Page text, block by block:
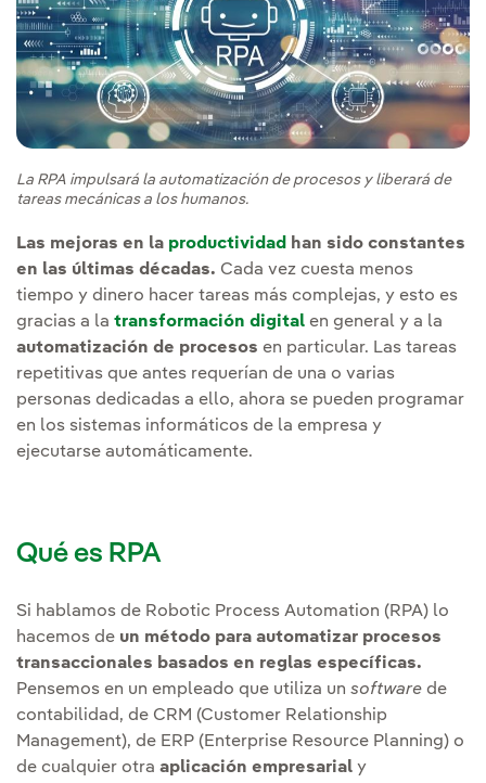
La RPA impulsará la automatización de procesos y liberará de
tareas mecánicas a los humanos.
Las mejoras en la productividad han sido constantes
en las últimas décadas. Cada vez cuesta menos
tiempo y dinero hacer tareas más complejas, y esto es
gracias a la transformación digital en general y a la
automatización de procesos en particular. Las tareas
repetitivas que antes requerían de una o varias
personas dedicadas a ello, ahora se pueden programar
en los sistemas informáticos de la empresa y
ejecutarse automáticamente.
Qué es RPA
Si hablamos de Robotic Process Automation (RPA) lo
hacemos de un método para automatizar procesos
transaccionales basados en reglas específicas.
Pensemos en un empleado que utiliza un software de
contabilidad, de CRM (Customer Relationship
Management), de ERP (Enterprise Resource Planning) o
de cualquier otra aplicación empresarial y